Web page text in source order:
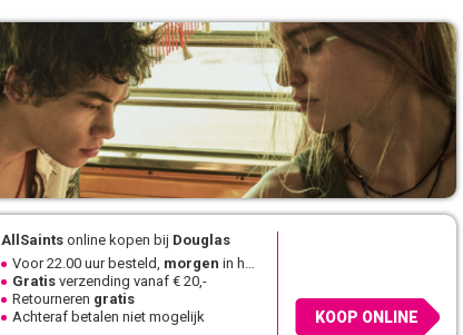
AllSaints online kopen bij Douglas
Voor 22.00 uur besteld, morgen in huis
Gratis verzending vanaf € 20,-
Retourneren gratis
Achteraf betalen niet mogelijk
KOOP ONLINE